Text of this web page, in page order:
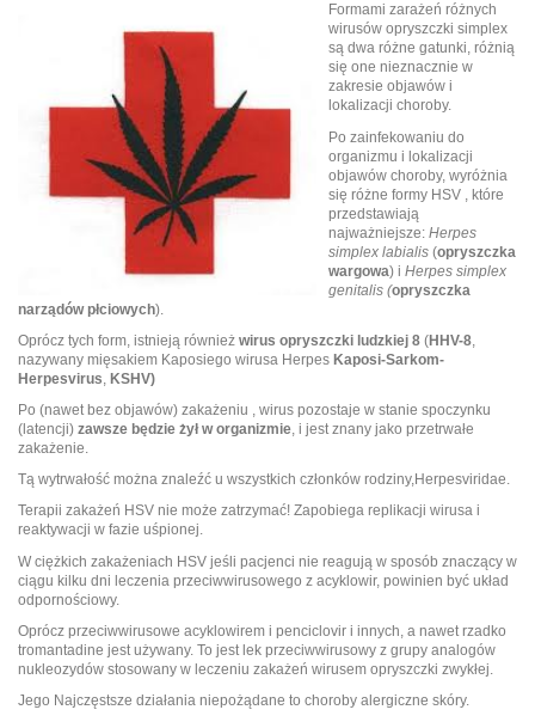
Formami zarażeń różnych
wirusów opryszczki simplex
są dwa różne gatunki, różnią
się one nieznacznie w
zakresie objawów i
lokalizacji choroby.
Po zainfekowaniu do
organizmu i lokalizacji
objawów choroby, wyróżnia
się różne formy HSV , które
przedstawiają
najważniejsze: Herpes
simplex labialis (opryszczka
wargowa) i Herpes simplex
genitalis (opryszczka
narządów płciowych).
Oprócz tych form, istnieją również wirus opryszczki ludzkiej 8 (HHV-8
nazywany mięsakiem Kaposiego wirusa Herpes Kaposi-Sarkom-
Herpesvirus KSHV)
Po (nawet bez objawów) zakażeniu , wirus pozostaje w stanie spoczynku
(latencji) zawsze będzie żył w organizmie, i jest znany jako przetrwałe
zakażenie.
Tą wytrwałość można znaleźć u wszystkich członków rodziny,Herpesviridae.
Terapii zakażeń HSV nie może zatrzymać! Zapobiega replikacji wirusa i
reaktywacji w fazie uśpionej.
W ciężkich zakażeniach HSV jeśli pacjenci nie reagują w sposób znaczący w
ciągu kilku dni leczenia przeciwwirusowego z acyklowir, powinien być układ
odpornościowy.
Oprócz przeciwwirusowe acyklowirem i penciclovir i innych, a nawet rzadko
tromantadine jest używany. To jest lek przeciwwirusowy z grupy analogów
nukleozydów stosowany w leczeniu zakażeń wirusem opryszczki zwykłej.
Jego Najczęstsze działania niepożądane to choroby alergiczne skóry.